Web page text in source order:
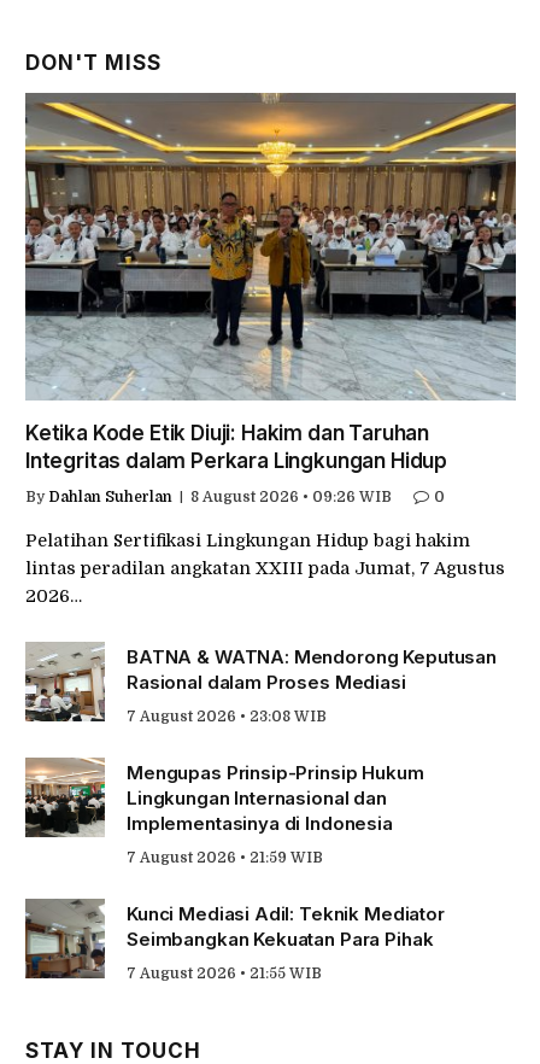
DON'T MISS
Ketika Kode Etik Diuji: Hakim dan Taruhan
Integritas dalam Perkara Lingkungan Hidup
By Dahlan Suherlan 8 August 2026 • 09:26 WIB 0
Pelatihan Sertifikasi Lingkungan Hidup bagi hakim
lintas peradilan angkatan XXIII pada Jumat, 7 Agustus
2026…
BATNA & WATNA: Mendorong Keputusan
Rasional dalam Proses Mediasi
7 August 2026 • 23:08 WIB
Mengupas Prinsip-Prinsip Hukum
Lingkungan Internasional dan
Implementasinya di Indonesia
7 August 2026 • 21:59 WIB
Kunci Mediasi Adil: Teknik Mediator
Seimbangkan Kekuatan Para Pihak
7 August 2026 • 21:55 WIB
STAY IN TOUCH